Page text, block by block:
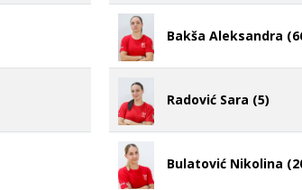
Bakša Aleksandra
Radović Sara (5)
Bulatović Nikolina